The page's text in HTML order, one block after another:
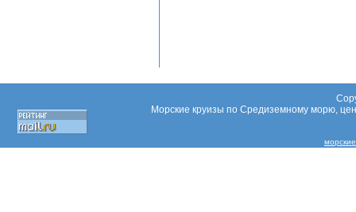
Морские круизы по Средиземному морю,